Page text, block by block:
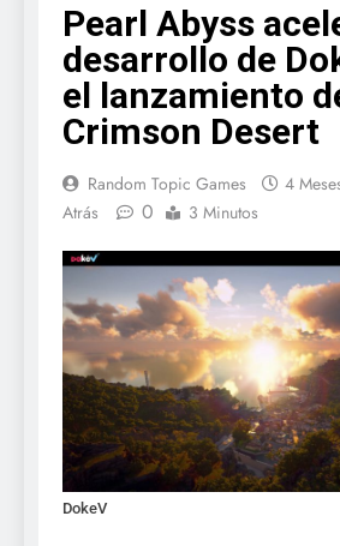
Pearl Abyss
desarrollo de
el lanzamiento
Crimson Desert
Random Topic Games
4
Atrás
0 3 Minutos
DokeV